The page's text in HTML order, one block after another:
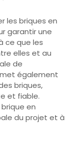
les briques en
garantir une
ce que les
elles et au
de
également
briques,
et fiable.
en
du projet et à